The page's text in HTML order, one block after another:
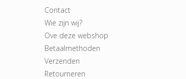
Contact
Wie zijn wij?
Ove deze webshop
Betaalmethoden
Verzenden
Retourneren